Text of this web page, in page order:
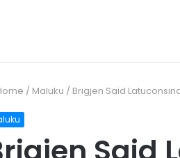
/ Maluku / Brigjen Said